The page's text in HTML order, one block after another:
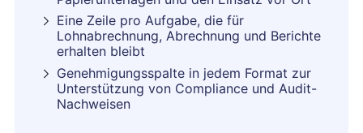
Eine Zeile pro Aufgabe, die für
Lohnabrechnung, Abrechnung und Berichte
erhalten bleibt
Genehmigungsspalte in jedem Format zur
Unterstützung von Compliance und Audit-
Nachweisen